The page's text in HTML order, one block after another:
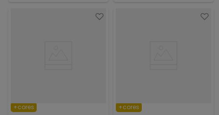
+cores +cores